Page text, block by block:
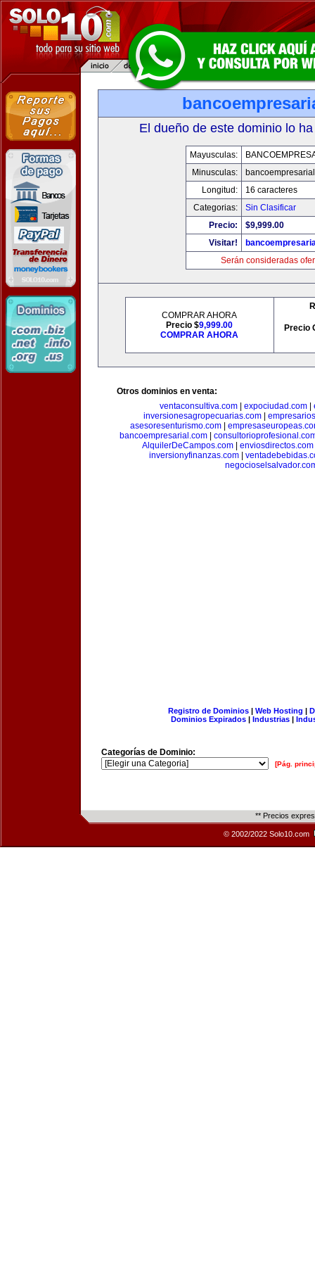
El dueño de este dominio lo
Mayusculas:
Minusculas:
Longitud:
16 caracteres
Categorias:
Sin Clasificar
Precio:
$9,999.00
Visitar!
Serán consideradas
COMPRAR AHORA
Precio $9,999.00
COMPRAR AHORA
Precio
Otros dominios en venta:
ventaconsultiva.com
expociudad.com
inversionesagropecuarias.com
asesoresenturismo.com|
bancoempresarial.com
AlquilerDeCampos.com
enviosdirectos.com
inversionyfinanzas.com|
Registro de Dominios| Web Hosting |
Dominios Expirados | Industrias |
Categorías de Dominio:
[Pág.
** Precios
© 2002/2022 Solo10.com